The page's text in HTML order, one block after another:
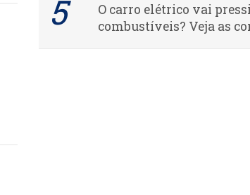
O carro elétrico vai
combustíveis? Veja as